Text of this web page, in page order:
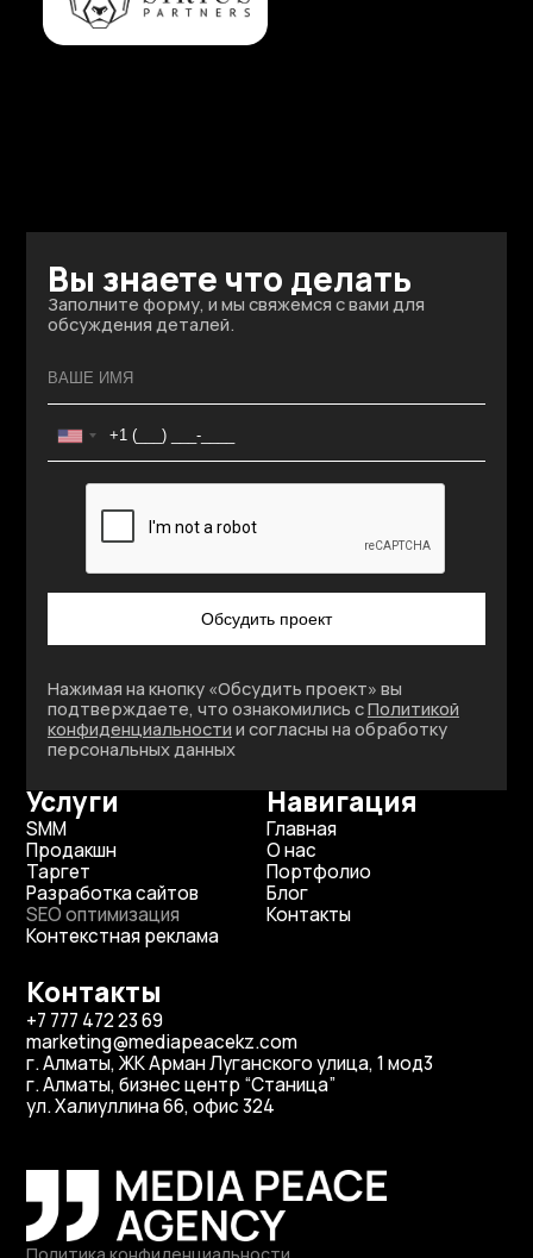
Вы знаете что делать
Заполните форму, и мы свяжемся с вами для
обсуждения деталей.
Обсудить проект
Нажимая на кнопку «Обсудить проект» вы
подтверждаете, что ознакомились сПолитикой
конфиденциальности и согласны на обработку
персональных данных
Навигация
Главная
О нас
Портфолио
Блог
Контакты
Услуги
SMM
Продакшн
Таргет
Разработка сайтов
SEO оптимизация
Контекстная реклама
Контакты
+7 777 472 23 69
marketing@mediapeacekz.com
г. Алматы, ЖК Арман Луганского улица, 1 мод3
г. Алматы, бизнес центр “Станица”
ул. Халиуллина 66, офис 324